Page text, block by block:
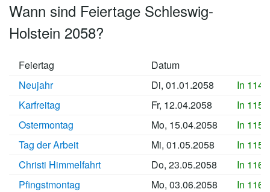
Wann sind Feiertage Schleswig-
Holstein 2058?
Feiertag
Datum
Neujahr
Di, 01.01.2058
In
Karfreitag
Fr, 12.04.2058
In
Ostermontag
Mo, 15.04.2058
In
Tag der Arbeit
Mi, 01.05.2058
In
Christi Himmelfahrt
Do, 23.05.2058
In
Pfingstmontag
Mo, 03.06.2058
In